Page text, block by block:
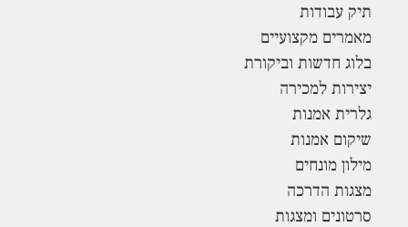
תיק עבודות
מאמרים מקצועיים
בלוג חדשות וביקורת
יצירות למכירה
גלרית אמנות
שיקום אמנות
מילון מונחים
מצגות הדרכה
סרטונים ומצגות